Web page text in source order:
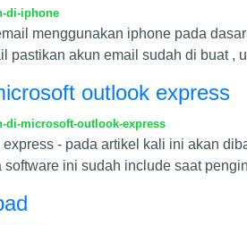
di-iphone
menggunakan iphone pada
pastikan akun email sudah di buat ,
outlook express
di-microsoft-outlook-express
- pada artikel kali ini akan
ini sudah include saat